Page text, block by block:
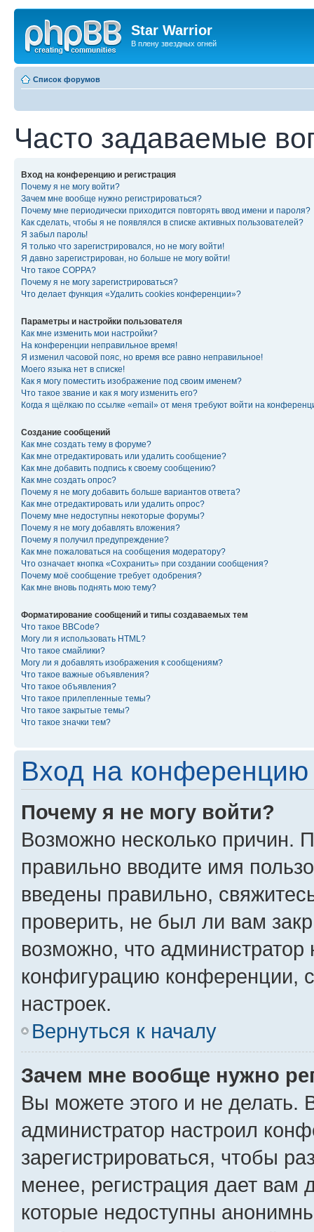
Star Warrior
В плену звездных огней
Список форумов
Часто задаваемые
Вход на конференцию и регистрация
Почему я не могу войти?
Зачем мне вообще нужно регистрироваться?
Почему мне периодически приходится повторять ввод имени и пароля?
Как сделать, чтобы я не появлялся в списке активных пользователей?
Я забыл пароль!
Я только что зарегистрировался, но не могу войти!
Я давно зарегистрирован, но больше не могу войти!
Что такое COPPA?
Почему я не могу зарегистрироваться?
Что делает функция «Удалить cookies конференции»?
Параметры и настройки пользователя
Как мне изменить мои настройки?
На конференции неправильное время!
Я изменил часовой пояс, но время все равно неправильное!
Моего языка нет в списке!
Как я могу поместить изображение под своим именем?
Что такое звание и как я могу изменить его?
Когда я щёлкаю по ссылке «email» от меня требуют войти на
Создание сообщений
Как мне создать тему в форуме?
Как мне отредактировать или удалить сообщение?
Как мне добавить подпись к своему сообщению?
Как мне создать опрос?
Почему я не могу добавить больше вариантов ответа?
Как мне отредактировать или удалить опрос?
Почему мне недоступны некоторые форумы?
Почему я не могу добавлять вложения?
Почему я получил предупреждение?
Как мне пожаловаться на сообщения модератору?
Что означает кнопка «Сохранить» при создании сообщения?
Почему моё сообщение требует одобрения?
Как мне вновь поднять мою тему?
Форматирование сообщений и типы создаваемых тем
Что такое BBCode?
Могу ли я использовать HTML?
Что такое смайлики?
Могу ли я добавлять изображения к сообщениям?
Что такое важные объявления?
Что такое объявления?
Что такое прилепленные темы?
Что такое закрытые темы?
Что такое значки тем?
Вход на конференцию
Почему я не могу войти?
Возможно несколько причин.
правильно вводите имя
введены правильно,
проверить, не был ли вам
возможно, что администратор
конфигурацию конференции,
настроек.
Вернуться к началу
Зачем мне вообще нужно
Вы можете этого и не делать.
администратор настроил
зарегистрироваться, чтобы
менее, регистрация дает вам
которые недоступны